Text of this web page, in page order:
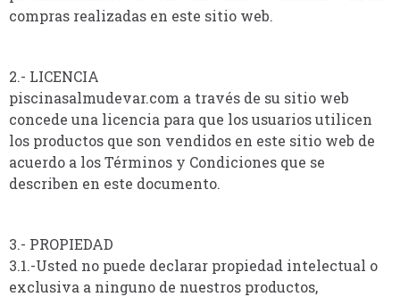
compras realizadas en este sitio web.
2.- LICENCIA
piscinasalmudevar.com a través de su sitio web
concede una licencia para que los usuarios utilicen
los productos que son vendidos en este sitio web de
acuerdo a los Términos y Condiciones que se
describen en este documento.
3.- PROPIEDAD
3.1.-Usted no puede declarar propiedad intelectual o
exclusiva a ninguno de nuestros productos,